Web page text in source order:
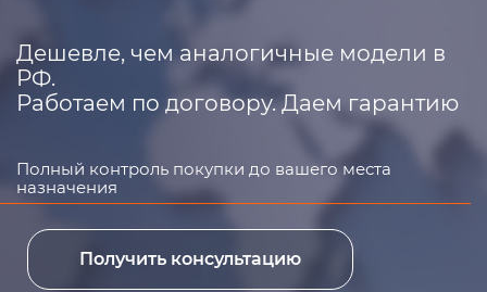
Дешевле, чем аналогичные модели в
РФ.
Работаем по договору. Даем гарантию
Полный контроль покупки до вашего места
назначения
Получить консультацию